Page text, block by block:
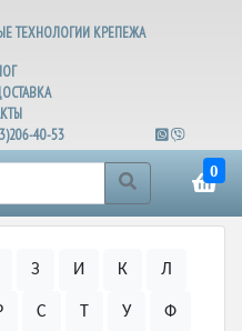
ТЕХНОЛОГИИ КРЕПЕЖА
40-53
0
З И К Л
С Т У Ф